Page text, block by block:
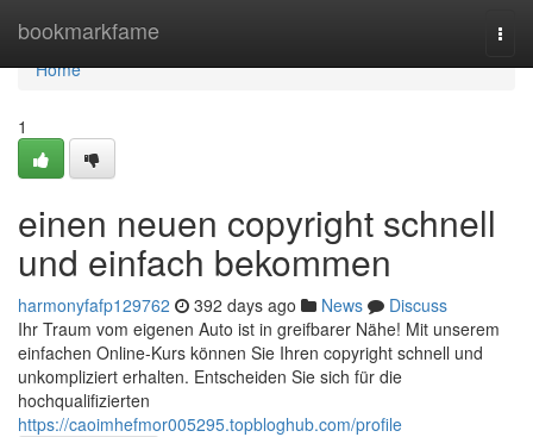
bookmarkfame
Home
Home
1
einen neuen copyright schnell
und einfach bekommen
harmonyfafp129762 392 days ago News
Discuss
Ihr Traum vom eigenen Auto ist in greifbarer Nähe! Mit unserem
einfachen Online-Kurs können Sie Ihren copyright schnell und
unkompliziert erhalten. Entscheiden Sie sich für die
hochqualifizierten
https://caoimhefmor005295.topbloghub.com/profile